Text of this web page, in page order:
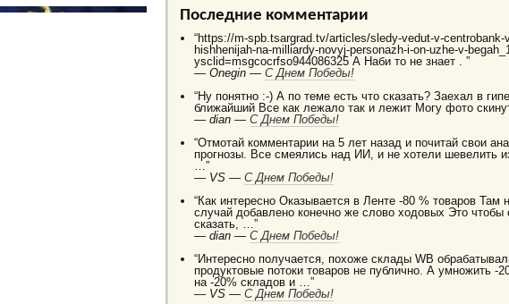
Последние комментарии
“https://m-spb.tsargrad.tv/articles/sledy-vedut-v-centrobank-
hishhenijah-na-milliardy-novyj-personazh-i-on-uzhe-v-
ysclid=msgcocrfso944086325 А Наби то не знает . ”
—Onegin —C Днем Победы!
“Ну понятно :-) А по теме есть что сказать? Заехал в
ближайший Все как лежало так и лежит Могу фото
—dian —C Днем Победы!
“Отмотай комментарии на 5 лет назад и почитай свои
прогнозы. Все смеялись над ИИ, и не хотели шевелить
…”
— VS —C Днем Победы!
“Как интересно Оказывается в Ленте -80 % товаров Там
случай добавлено конечно же слово ходовых Это чтобы
сказать, …”
—dian —C Днем Победы!
“Интересно получается, похоже склады WB
продуктовые потоки товаров не публично. А умножить -
на -20% складов и …”
— VS —C Днем Победы!